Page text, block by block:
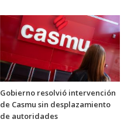
Gobierno resolvió intervención
de Casmu sin desplazamiento
de autoridades